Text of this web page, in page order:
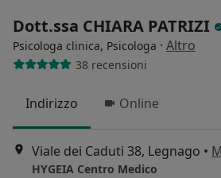
Dott.ssa CHIARA PATRIZI
Psicologa clinica, Psicologa · Altro
38 recensioni
Indirizzo Online
Viale dei Caduti 38, Legnago •
HYGEIA Centro Medico